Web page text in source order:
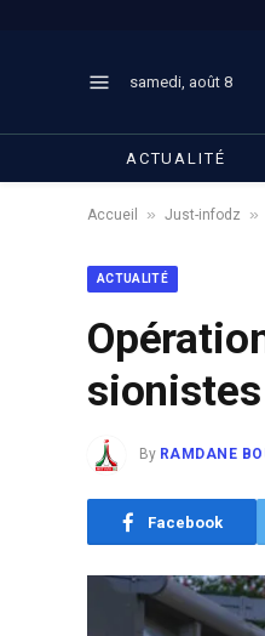
samedi, août 8
ACTUALITÉ
Accueil » Just-infodz »
ACTUALITÉ
By RAMDANE
Facebook